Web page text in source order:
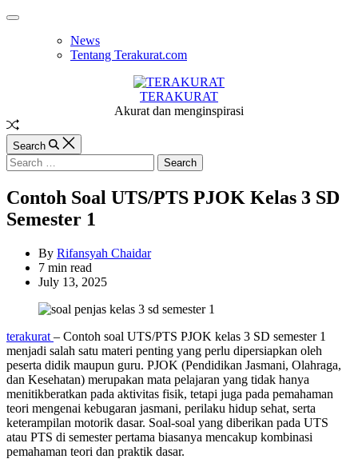
Skip
Off
News
Tentang Terakurat.com
TERAKURAT
Akurat dan menginspirasi
Random
Article
Search
Search
for:
Contoh Soal UTS/PTS PJOK Kelas 3 SD
Semester 1
By Rifansyah Chaidar
Estimated
read
7 min read
July 13, 2025
terakurat – Contoh soal UTS/PTS PJOK kelas 3 SD semester 1
menjadi salah satu materi penting yang perlu dipersiapkan oleh
peserta didik maupun guru. PJOK (Pendidikan Jasmani, Olahraga,
dan Kesehatan) merupakan mata pelajaran yang tidak hanya
menitikberatkan pada aktivitas fisik, tetapi juga pada pemahaman
teori mengenai kebugaran jasmani, perilaku hidup sehat, serta
keterampilan motorik dasar. Soal-soal yang diberikan pada UTS
atau PTS di semester pertama biasanya mencakup kombinasi
pemahaman teori dan praktik dasar.